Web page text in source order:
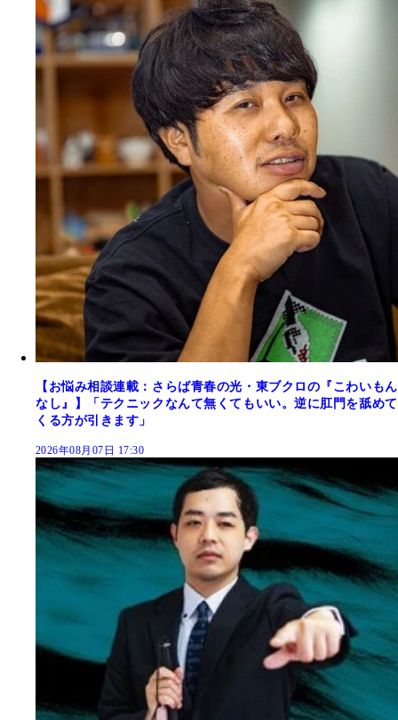
【お悩み相談連載：さらば青春の光・東ブクロの『こわいもん
なし』】「テクニックなんて無くてもいい。逆に肛門を舐めて
くる方が引きます」
2026年08月07日 17:30